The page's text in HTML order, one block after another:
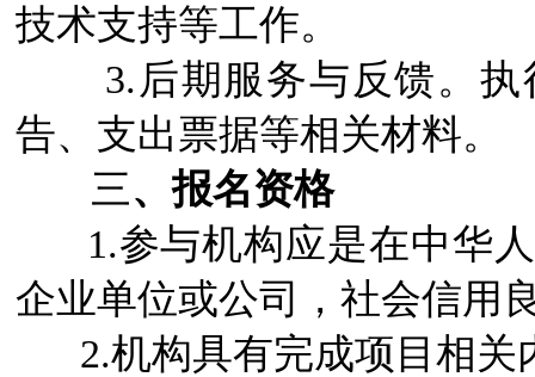
技术支持等工作。
3.后期服务与反馈。执
告、支出票据等相关材料。
三、报名资格
1.参与机构应是在中华人
企业单位或公司，社会信用
2.机构具有完成项目相关